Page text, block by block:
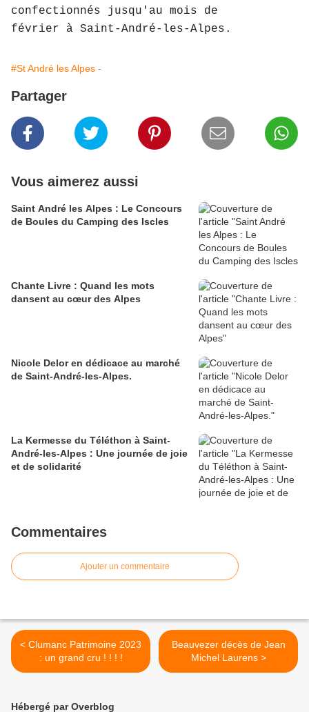
confectionnés jusqu'au mois de
février à Saint-André-les-Alpes.
#St André les Alpes -
Partager
Vous aimerez aussi
Saint André les Alpes : Le Concours
de Boules du Camping des Iscles
Chante Livre : Quand les mots
dansent au cœur des Alpes
Nicole Delor en dédicace au marché
de Saint-André-les-Alpes.
La Kermesse du Téléthon à Saint-
André-les-Alpes : Une journée de joie
et de solidarité
Commentaires
Ajouter un commentaire
< Clumanc Patrimoine 2023
: un grand cru ! ! ! !
Beauvezer décès de Jean
Michel Laurens >
Hébergé par Overblog